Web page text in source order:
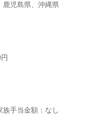
鹿児島県、沖縄県
手当金額：なし